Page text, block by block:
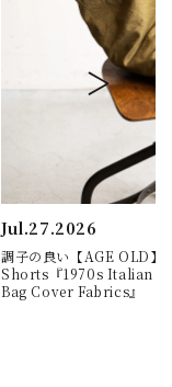
Jul.27.2026
調子の良い【AGE OLD
Shorts『1970s Italian
Bag Cover Fabrics』